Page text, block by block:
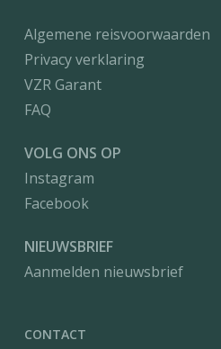
Algemene reisvoorwaarden
Privacy verklaring
VZR Garant
FAQ
VOLG ONS OP
Instagram
Facebook
NIEUWSBRIEF
Aanmelden nieuwsbrief
CONTACT